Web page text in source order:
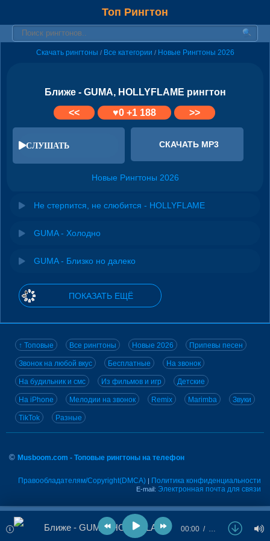
Топ Рингтон
Скачать рингтоны / Все категории / Новые Рингтоны 2026
Ближе - GUMA, HOLLYFLAME рингтон
<<
♥0 +1 188 >>
СЛУШАТЬ СКАЧАТЬ MP3
Новые Рингтоны 2026
Не стерпится, не слюбится - HOLLYFLAME
GUMA - Холодно
GUMA - Близко но далеко
ПОКАЗАТЬ ЕЩЁ
↑ Топовые Все рингтоны Новые 2026 Припевы песен
Звонок на любой вкус Бесплатные На звонок
На будильник и смс Из фильмов и игр Детские
На iPhone Мелодии на звонок Remix Marimba Звуки
TikTok Разные
© Musboom.com - Топовые рингтоны на телефон
Правообладателям/Copyright(DMCA) | Политика конфиденциальности
E-mail: Электронная почта для связи
Ближе - GUMA, HOLLYFLAME 00:00 …